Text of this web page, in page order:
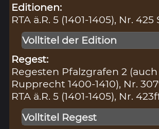
Editionen:
RTA ä.R. 5 (1401-1405), Nr. 425
Volltitel der Edition
Regest:
Regesten Pfalzgrafen 2
Rupprecht 1400-1410), Nr.
RTA ä.R. 5 (1401-1405), Nr.
Volltitel Regest